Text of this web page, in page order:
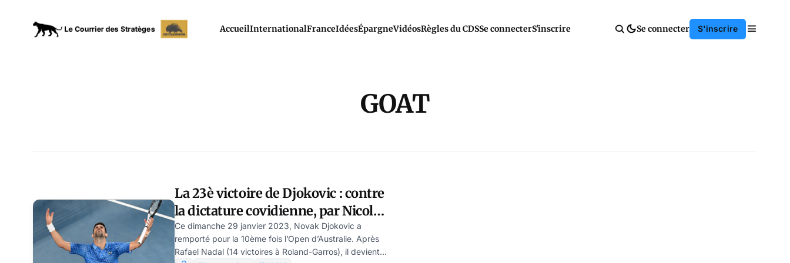
AccueilInternationalFranceIdéesÉpargneVidéosRègles du CDSSe connecterS'inscrire Se connecter S'inscrire
GOAT
La 23è victoire de Djokovic : contre
la dictature covidienne, par Nicolas
de Lamberterie
Ce dimanche 29 janvier 2023, Novak Djokovic a
remporté pour la 10ème fois l’Open d’Australie. Après
Rafael Nadal (14 victoires à Roland-Garros), il devient